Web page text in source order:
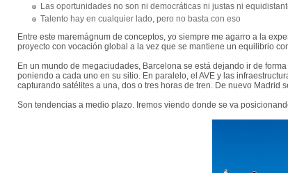
Las oportunidades no son ni democráticas ni justas ni
Talento hay en cualquier lado, pero no basta con eso
Entre este maremágnum de conceptos, yo siempre me agarro a la
proyecto con vocación global a la vez que se mantiene un equilibrio
En un mundo de megaciudades, Barcelona se está dejando ir de
poniendo a cada uno en su sitio. En paralelo, el AVE y las
capturando satélites a una, dos o tres horas de tren. De nuevo
Son tendencias a medio plazo. Iremos viendo donde se va